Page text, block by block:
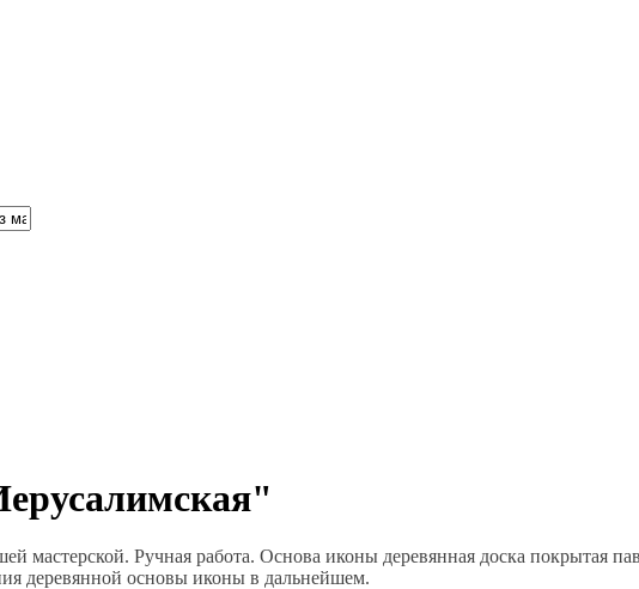
мастерской. Ручная работа. Основа иконы деревянная доска покрытая
деревянной основы иконы в дальнейшем.